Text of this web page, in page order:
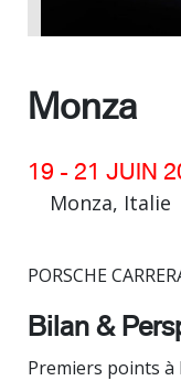
Monza
19 - 21 JUIN
Monza, Italie
PORSCHE
Bilan &
Premiers points à